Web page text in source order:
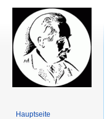
Hauptseite